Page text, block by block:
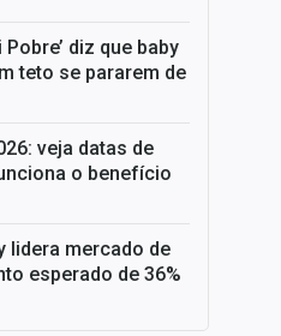
diz que baby
teto se pararem de
veja datas de
o benefício
lidera mercado de
esperado de 36%